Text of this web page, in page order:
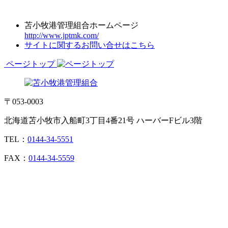
苫小牧港管理組合ホームページ
http://www.jptmk.com/
サイトに関するお問い合せはこちら
ページトップ
〒053-0003
北海道苫小牧市入船町3丁目4番21号 ハーバーFビル3階
TEL： 0144-34-5551
FAX： 0144-34-5559